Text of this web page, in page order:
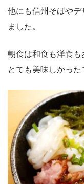
他にも信州そばやデ
ました。
朝食は和食も洋食
とても美味しかった